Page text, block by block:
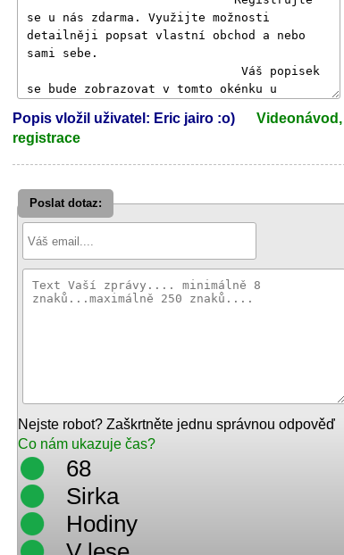
Popis vložil uživatel: Eric jairo :o)
Videonávod,
registrace
Poslat dotaz:
Nejste robot? Zaškrtněte jednu správnou odpověď
Co nám ukazuje čas?
68
Sirka
Hodiny